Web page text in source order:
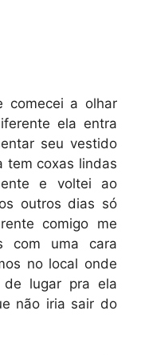
comecei a olhar
ela entra
seu vestido
tem coxas lindas
e voltei ao
outros dias só
comigo me
com uma cara
no local onde
de lugar pra ela
não iria sair do